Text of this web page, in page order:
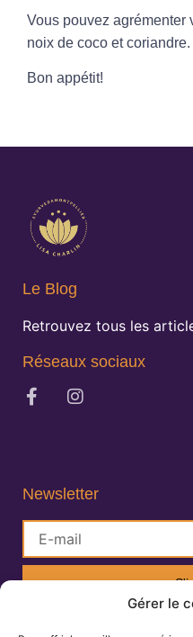
Gérer le
Vous pouvez agrémenter
noix de coco et coriandre.
Bon appétit!
Le Blog
Retrouvez tous les
Réseaux sociaux
Newsletter